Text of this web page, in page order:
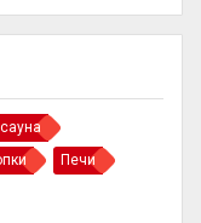
Печи